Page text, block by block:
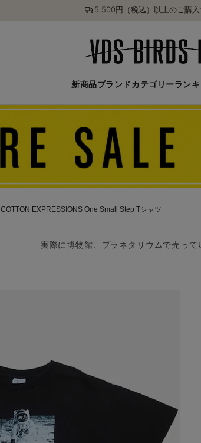
5,500円（税込）以上のご購
新商品ブランド カテゴリーラン
COTTON EXPRESSIONS One Small Step Tシャツ
実際に博物館、プラネタリウムで売って